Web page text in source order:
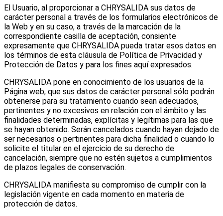
El Usuario, al proporcionar a CHRYSALIDA sus datos de
carácter personal a través de los formularios electrónicos de
la Web y en su caso, a través de la marcación de la
correspondiente casilla de aceptación, consiente
expresamente que CHRYSALIDA pueda tratar esos datos en
los términos de esta cláusula de Política de Privacidad y
Protección de Datos y para los fines aquí expresados.
CHRYSALIDA pone en conocimiento de los usuarios de la
Página web, que sus datos de carácter personal sólo podrán
obtenerse para su tratamiento cuando sean adecuados,
pertinentes y no excesivos en relación con el ámbito y las
finalidades determinadas, explícitas y legítimas para las que
se hayan obtenido. Serán cancelados cuando hayan dejado de
ser necesarios o pertinentes para dicha finalidad o cuando lo
solicite el titular en el ejercicio de su derecho de
cancelación, siempre que no estén sujetos a cumplimientos
de plazos legales de conservación.
CHRYSALIDA manifiesta su compromiso de cumplir con la
legislación vigente en cada momento en materia de
protección de datos.